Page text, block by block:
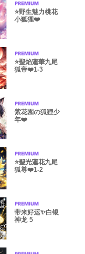
⭐️野生魅力桃花
小狐狸❤️
⭐️聖焰蓮華九尾
狐帝❤️1-3
紫花園の狐狸少
年❤️
⭐️聖光蓮花九尾
狐尊❤️1-2
带来好运✨白银
神龙 5